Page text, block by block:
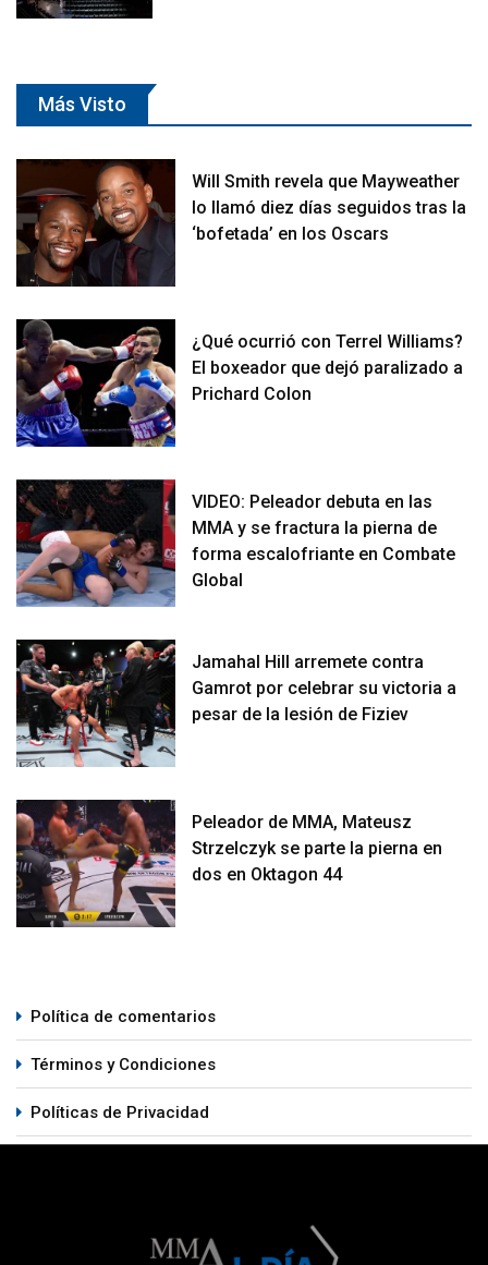
Más Visto
Will Smith revela que Mayweather
lo llamó diez días seguidos tras la
‘bofetada’ en los Oscars
¿Qué ocurrió con Terrel Williams?
El boxeador que dejó paralizado a
Prichard Colon
VIDEO: Peleador debuta en las
MMA y se fractura la pierna de
forma escalofriante en Combate
Global
Jamahal Hill arremete contra
Gamrot por celebrar su victoria a
pesar de la lesión de Fiziev
Peleador de MMA, Mateusz
Strzelczyk se parte la pierna en
dos en Oktagon 44
Política de comentarios
Términos y Condiciones
Políticas de Privacidad